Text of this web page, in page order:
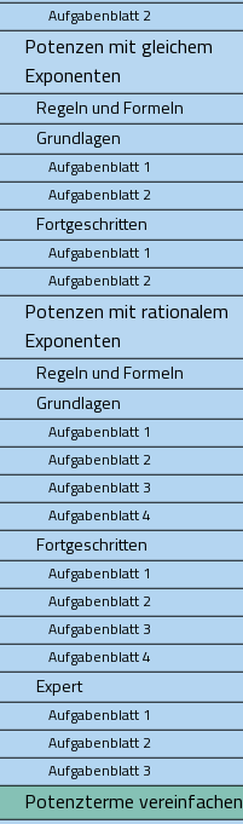
Aufgabenblatt 2
Potenzen mit gleichem
Exponenten
Regeln und Formeln
Grundlagen
Aufgabenblatt 1
Aufgabenblatt 2
Fortgeschritten
Aufgabenblatt 1
Aufgabenblatt 2
Potenzen mit rationalem
Exponenten
Regeln und Formeln
Grundlagen
Aufgabenblatt 1
Aufgabenblatt 2
Aufgabenblatt 3
Aufgabenblatt 4
Fortgeschritten
Aufgabenblatt 1
Aufgabenblatt 2
Aufgabenblatt 3
Aufgabenblatt 4
Expert
Aufgabenblatt 1
Aufgabenblatt 2
Aufgabenblatt 3
Potenzterme vereinfachen